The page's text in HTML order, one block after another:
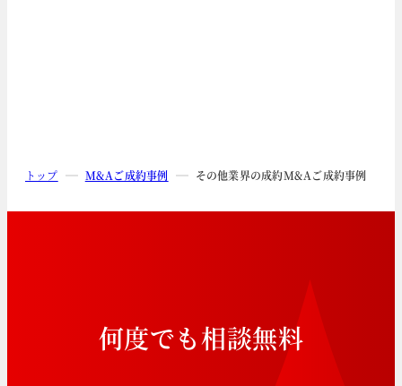
トップ M&Aご成約事例 その他業界の成約M&Aご成約事例
何度でも相談無料